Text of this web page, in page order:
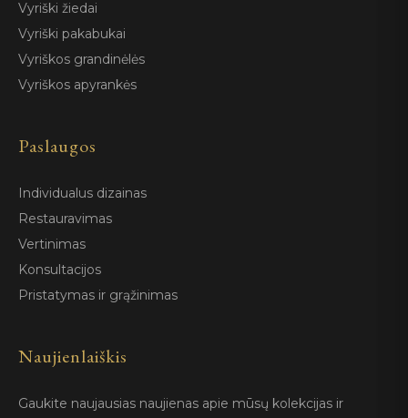
Vyriški žiedai
Vyriški pakabukai
Vyriškos grandinėlės
Vyriškos apyrankės
Paslaugos
Individualus dizainas
Restauravimas
Vertinimas
Konsultacijos
Pristatymas ir grąžinimas
Naujienlaiškis
Gaukite naujausias naujienas apie mūsų kolekcijas ir